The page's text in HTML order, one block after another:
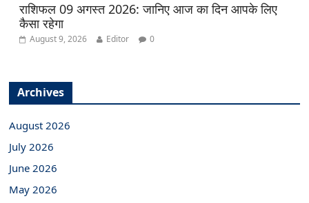
राशिफल 09 अगस्त 2026: जानिए आज का दिन आपके लिए
कैसा रहेगा
August 9, 2026 Editor 0
Archives
August 2026
July 2026
June 2026
May 2026